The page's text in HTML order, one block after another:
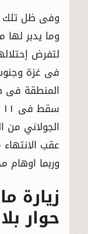
وفى ظل تلك
وما يدبر
لتفرض
فى غزة
المنطقة فى
عقب
وربما اوهام
زيارة
حوار